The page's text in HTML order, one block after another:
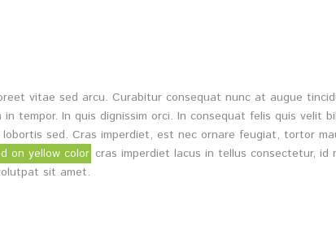
vitae sed arcu. Curabitur consequat nunc at augue
tempor. In quis dignissim orci. In consequat felis quis velit
sed. Cras imperdiet, est nec ornare feugiat, tortor
on yellow color cras imperdiet lacus in tellus consectetur, id
sit amet.